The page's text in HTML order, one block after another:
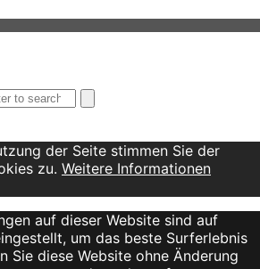
der Seite stimmen Sie der
zu. Weitere Informationen
auf dieser Website sind auf
um das beste Surferlebnis
Sie diese Website ohne Änderung